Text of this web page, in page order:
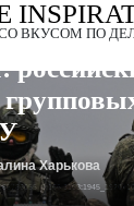
ВКУСОМ ПО
Харькова